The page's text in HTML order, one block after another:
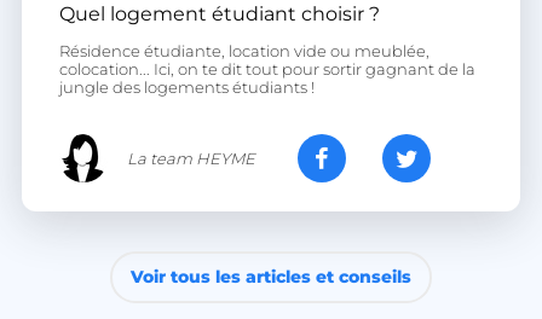
Quel logement étudiant choisir ?
Résidence étudiante, location vide ou meublée,
colocation... Ici, on te dit tout pour sortir gagnant de la
jungle des logements étudiants !
La team HEYME
Voir tous les articles et conseils